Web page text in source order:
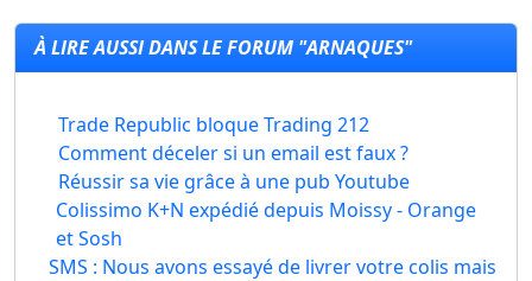
À LIRE AUSSI DANS LE FORUM "ARNAQUES"
Trade Republic bloque Trading 212
Comment déceler si un email est faux ?
Réussir sa vie grâce à une pub Youtube
Colissimo K+N expédié depuis Moissy - Orange
et Sosh
SMS : Nous avons essayé de livrer votre colis mais